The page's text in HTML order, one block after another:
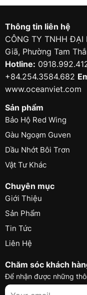
Thông tin liên hệ
CÔNG TY TNHH
Giã, Phường Tam
Hotline:
+84.254.3584.682
www.oceanviet.com
Sản phẩm
Bảo Hộ Red Wing
Gàu Ngoạm Guven
Dầu Nhớt Bôi Trơn
Vật Tư Khác
Chuyên mục
Giới Thiệu
Sản Phẩm
Tin Tức
Liên Hệ
Chăm sóc khách
Để nhận được những